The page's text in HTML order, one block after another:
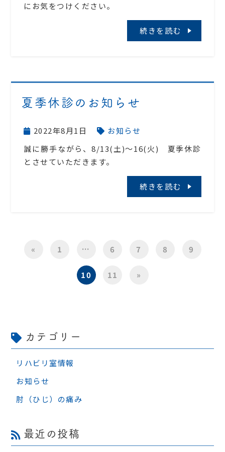
にお気をつけください。
続きを読む
夏季休診のお知らせ
2022年8月1日
お知らせ
誠に勝手ながら、8/13(土)～16(火) 夏季休診
とさせていただきます。
続きを読む
« 1 … 6 7 8 9
10 11 »
カテゴリー
リハビリ室情報
お知らせ
肘（ひじ）の痛み
最近の投稿